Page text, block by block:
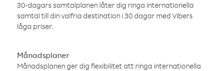
30-dagars samtalplanen låter dig ringa internationella
samtal till din valfria destination i 30 dagar med Vibers
låga priser.
Månadsplaner
Månadsplanen ger dig flexibilitet att ringa internationella